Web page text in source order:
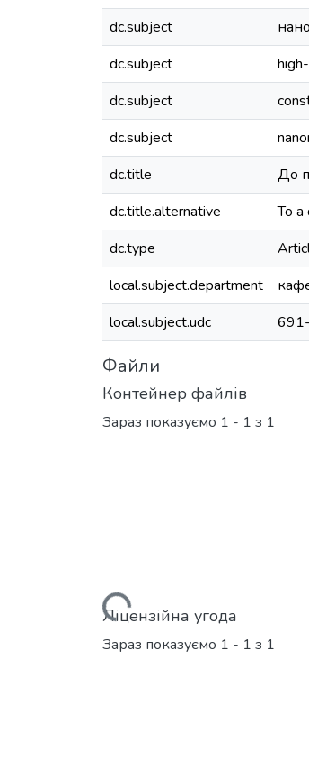
dc.subject
dc.subject
dc.subject
dc.subject
dc.title
До
dc.title.alternative
To
dc.type
local.subject.department
local.subject.udc
Файли
Контейнер файлів
Зараз показуємо 1 - 1 з 1
Вантажиться...Ліцензійна угода
Зараз показуємо 1 - 1 з 1